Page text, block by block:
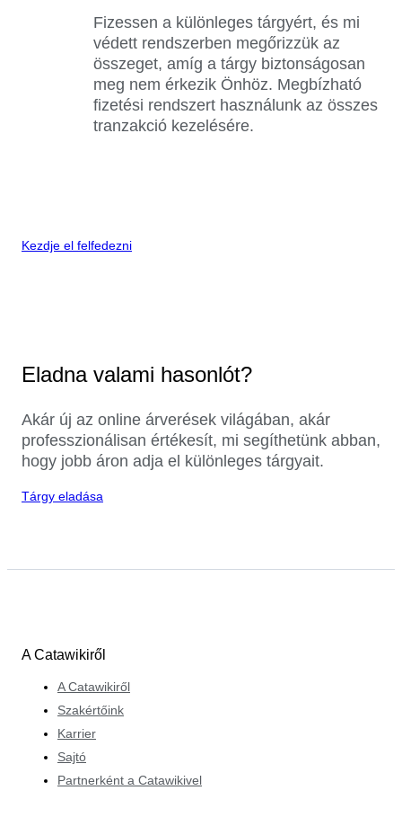
Fizessen a különleges tárgyért, és mi
védett rendszerben megőrizzük az
összeget, amíg a tárgy biztonságosan
meg nem érkezik Önhöz. Megbízható
fizetési rendszert használunk az összes
tranzakció kezelésére.
Kezdje el felfedezni
Eladna valami hasonlót?
Akár új az online árverések világában, akár
professzionálisan értékesít, mi segíthetünk abban,
hogy jobb áron adja el különleges tárgyait.
Tárgy eladása
A Catawikiről
A Catawikiről
Szakértőink
Karrier
Sajtó
Partnerként a Catawikivel